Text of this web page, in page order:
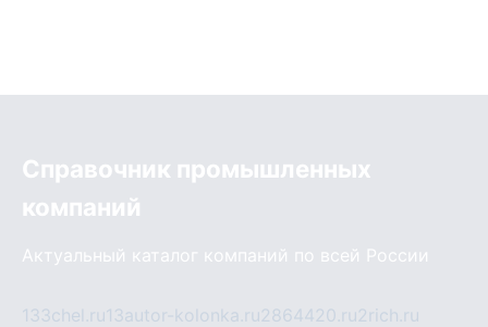
Справочник промышленных
компаний
Актуальный каталог компаний по всей России
133chel.ru13autor-kolonka.ru2864420.ru2rich.ru